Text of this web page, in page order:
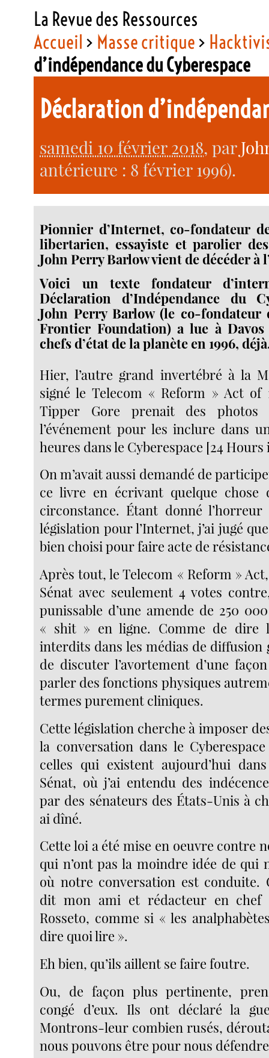
La Revue des Ressources
Accueil > Masse critique>
d’indépendance du Cyberespace
Déclaration
samedi 10 février 2018, par
antérieure : 8 février 1996).
Pionnier d’Internet, co-fondateur
libertarien, essayiste et parolier
John Perry Barlow vient de décéder à
Voici un texte fondateur
Déclaration d’Indépendance du
John Perry Barlow (le co-fondateur
Frontier Foundation) a lue à
chefs d’état de la planète en 1996,
Hier, l’autre grand invertébré à la
signé le Telecom « Reform » Act of
Tipper Gore prenait des photos
l’événement pour les inclure dans
heures dans le Cyberespace [24
On m’avait aussi demandé de
ce livre en écrivant quelque chose
circonstance. Étant donné
législation pour l’Internet, j’ai jugé
bien choisi pour faire acte de
Après tout, le Telecom « Reform »
Sénat avec seulement 4 votes
punissable d’une amende de 250
« shit » en ligne. Comme de dire
interdits dans les médias de diffusion
de discuter l’avortement d’une
parler des fonctions physiques
termes purement cliniques.
Cette législation cherche à imposer
la conversation dans le
celles qui existent aujourd’hui
Sénat, où j’ai entendu des
par des sénateurs des États-Unis à
ai dîné.
Cette loi a été mise en oeuvre contre
qui n’ont pas la moindre idée de qui
où notre conversation est conduite.
dit mon ami et rédacteur en chef
Rosseto, comme si « les
dire quoi lire ».
Eh bien, qu’ils aillent se faire foutre.
Ou, de façon plus pertinente,
congé d’eux. Ils ont déclaré la
Montrons-leur combien rusés,
nous pouvons être pour nous